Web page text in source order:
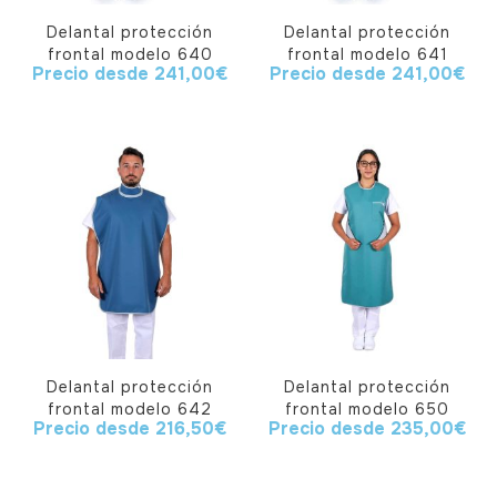
Delantal protección
frontal modelo 640
Precio desde 241,00€
Delantal protección
frontal modelo 641
Precio desde 241,00€
Delantal protección
frontal modelo 642
Precio desde 216,50€
Delantal protección
frontal modelo 650
Precio desde 235,00€